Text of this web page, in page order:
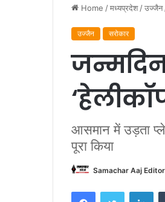
Home /मध्यप्रदेश /उज्जैन
उज्जैन सरोकार
आसमान में उड़ता
पूरा किया
Samachar Aaj Editor
FacebookTwitter